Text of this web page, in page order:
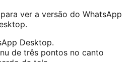
ver a versão do WhatsApp
Desktop.
de três pontos no canto